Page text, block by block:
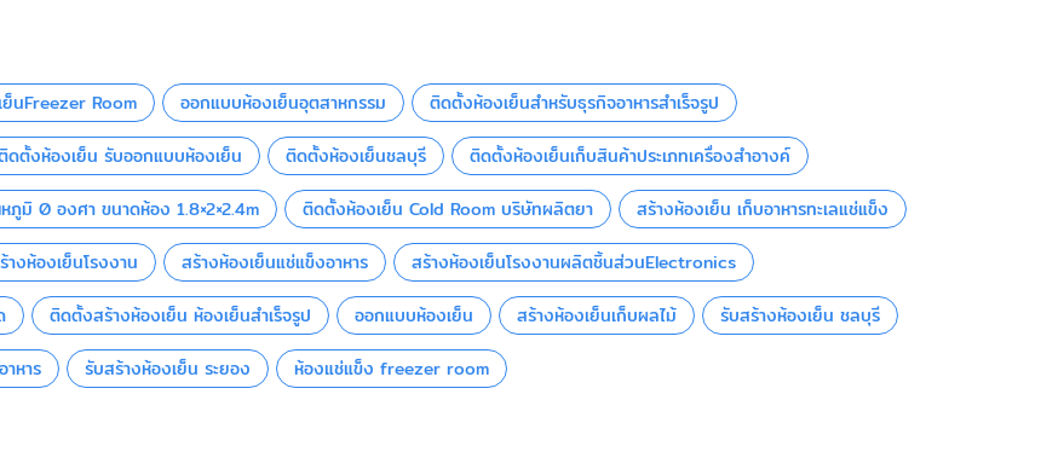
ย็นFreezer Room ออกแบบห้องเย็นอุตสาหกรรม
ติดตั้งห้องเย็นสำหรับธุรกิจอาหารสำเร็จรูป
ดตั้งห้องเย็น รับออกแบบห้องเย็น ติดตั้งห้องเย็นชลบุรี
ติดตั้งห้องเย็นเก็บสินค้าประเภทเครื่องสำอางค์
ภูมิ 0 องศา ขนาดห้อง 1.8×2×2.4m ติดตั้งห้องเย็น Cold Room บริษัทผลิตยา
สร้างห้องเย็น เก็บอาหารทะเลแช่แข็ง
างห้องเย็นโรงงาน สร้างห้องเย็นแช่แข็งอาหาร
สร้างห้องเย็นโรงงานผลิตชิ้นส่วนElectronics
ติดตั้งสร้างห้องเย็น ห้องเย็นสำเร็จรูป ออกแบบห้องเย็น สร้างห้องเย็นเก็บผลไม้
รับสร้างห้องเย็น ชลบุรี
หาร รับสร้างห้องเย็น ระยอง ห้องแช่แข็ง freezer room